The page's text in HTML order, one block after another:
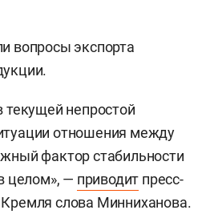
вопросы экспорта
текущей непростой
отношения между
фактор стабильности
целом», — приводит пресс-
слова Минниханова.